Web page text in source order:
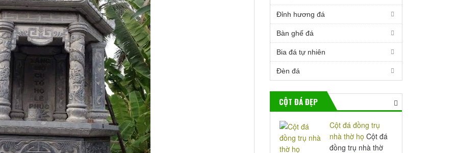
Đỉnh hương đá
Bàn ghế đá
Bia đá tự nhiên
Đèn đá
CỘT ĐÁ ĐẸP
Cột đá đồng trụ
nhà thờ họ Cột đá
đồng trụ nhà thờ